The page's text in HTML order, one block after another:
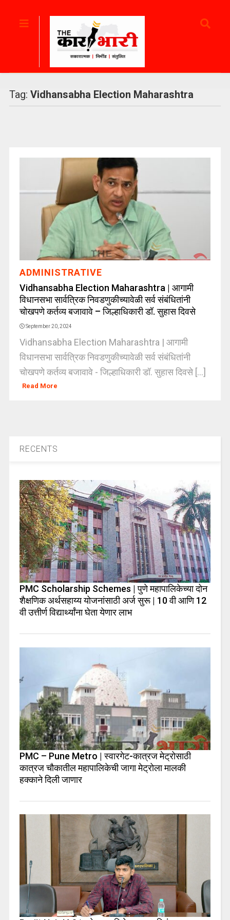
Tag: Vidhansabha Election Maharashtra
ADMINISTRATIVE
Vidhansabha Election Maharashtra | आगामी
विधानसभा सार्वत्रिक निवडणुकीच्यावेळी सर्व संबंधितांनी
चोखपणे कर्तव्य बजावावे – जिल्हाधिकारी डॉ. सुहास दिवसे
September 20, 2024
Vidhansabha Election Maharashtra | आगामी
विधानसभा सार्वत्रिक निवडणुकीच्यावेळी सर्व संबंधितांनी
चोखपणे कर्तव्य बजावावे - जिल्हाधिकारी डॉ. सुहास दिवसे [...]
Read More
RECENTS
PMC Scholarship Schemes | पुणे महापालिकेच्या दोन
शैक्षणिक अर्थसहाय्य योजनांसाठी अर्ज सुरू | 10 वी आणि 12
वी उत्तीर्ण विद्यार्थ्यांना घेता येणार लाभ
PMC – Pune Metro | स्वारगेट-कात्रज मेट्रोसाठी
कात्रज चौकातील महापालिकेची जागा मेट्रोला मालकी
हक्काने दिली जाणार